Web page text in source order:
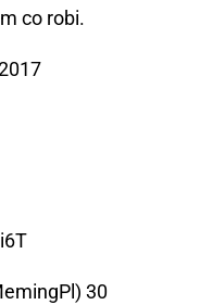
co robi.
30